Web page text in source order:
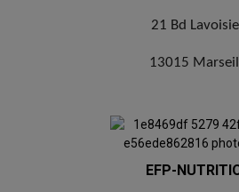
21 Bd
13015
EFP-